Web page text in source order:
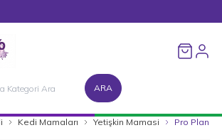
ARA
Kedi Mamaları Yetişkin Mamasi Pro Plan